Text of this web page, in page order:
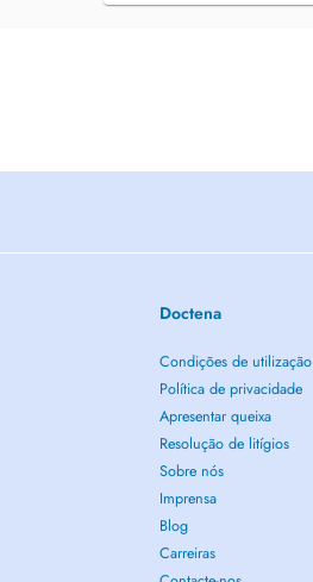
Doctena
Condições de utilização
Política de privacidade
Apresentar queixa
Resolução de litígios
Sobre nós
Imprensa
Blog
Carreiras